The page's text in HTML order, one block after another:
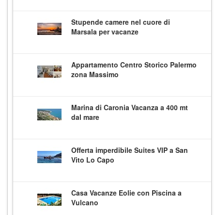
Stupende camere nel cuore di
Marsala per vacanze
Appartamento Centro Storico Palermo
zona Massimo
Marina di Caronia Vacanza a 400 mt
dal mare
Offerta imperdibile Suites VIP a San
Vito Lo Capo
Casa Vacanze Eolie con Piscina a
Vulcano